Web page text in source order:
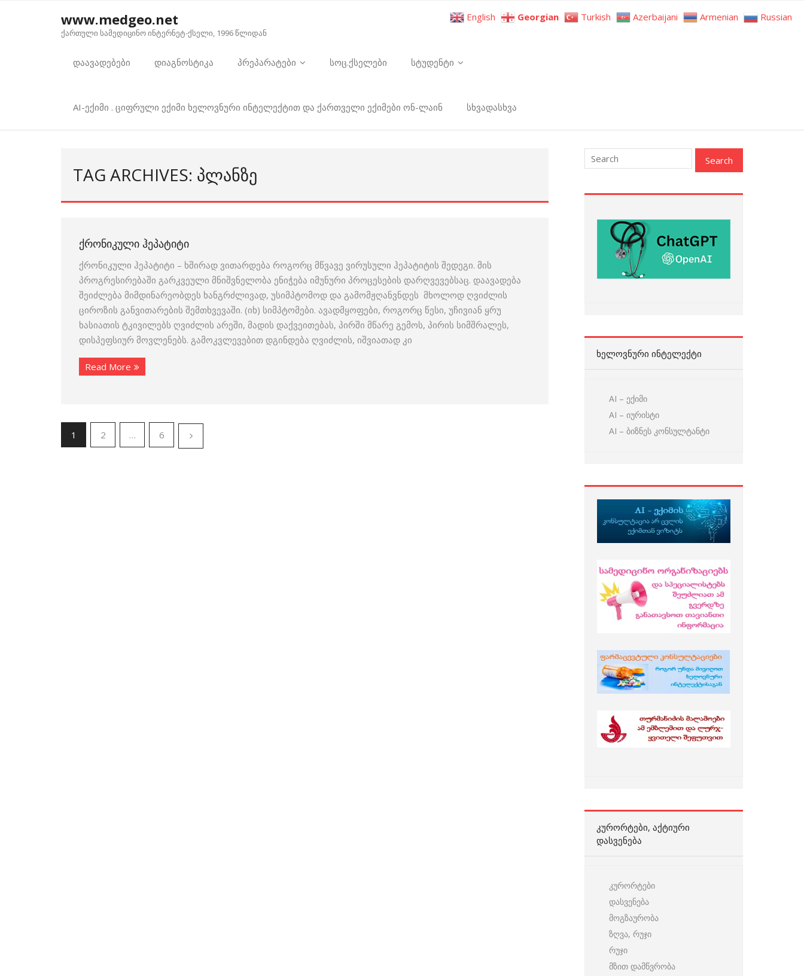
www.medgeo.net
ქართული სამედიცინო ინტერნეტ-ქსელი, 1996 წლიდან
დაავადებები დიაგნოსტიკა პრეპარატები სოც.ქსელები სტუდენტი
AI-ექიმი . ციფრული ექიმი ხელოვნური ინტელექტით და ქართველი ექიმები ონ-ლაინ სხვადასხვა
TAG ARCHIVES: ᲞᲚᲐᲜᲖᲔ
ᲥᲠᲝᲜᲘᲙᲣᲚᲘ ᲰᲔᲞᲐᲢᲘᲢᲘ
ქრონიკული ჰეპატიტი – ხშირად ვითარდება როგორც მწვავე ვირუსული ჰეპატიტის შედეგი. მის
პროგრესირებაში გარკვეული მნიშვნელობა ენიჭება იმუნური პროცესების დარღვევებსაც. დაავადება
შეიძლება მიმდინარეობდეს ხანგრძლივად, უსიმპტომოდ და გამომჟღანვნდეს მხოლოდ ღვიძლის
ციროზის განვითარების შემთხვევაში. (იხ) სიმპტომები. ავადმყოფები, როგორც წესი, უჩივიან ყრუ
ხასიათის ტკივილებს ღვიძლის არეში, მადის დაქვეითებას, პირში მწარე გემოს, პირის სიმშრალეს,
დისპეფსიურ მოვლენებს. გამოკვლევებით დგინდება ღვიძლის, იშვიათად კი
Read More
1 2 … 6
ᲮᲔᲚᲝᲕᲜᲣᲠᲘ ᲘᲜᲢᲔᲚᲔᲥᲢᲘ
AI – ექიმი
AI – იურისტი
AI – ბიზნეს კონსულტანტი
ᲙᲣᲠᲝᲠᲢᲔᲑᲘ, ᲐᲥᲢᲘᲣᲠᲘ
ᲓᲐᲡᲕᲔᲜᲔᲑᲐ
კურორტები
დასვენება
მოგზაურობა
ზღვა, რუჯი
რუჯი
მზით დამწვრობა
English Georgian Turkish Azerbaijani Armenian Russian